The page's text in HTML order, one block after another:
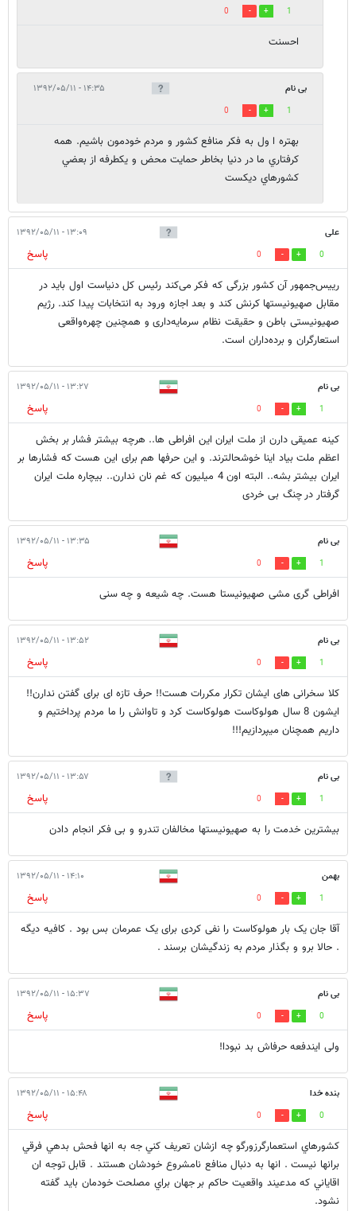
1
0
احسنت
بی نام ۱۴:۳۵ - ۱۳۹۲/۰۵/۱۱
1
0
بهتره ا ول به فكر منافع كشور و مردم خودمون باشيم. همه
كرفتاري ما در دنيا بخاطر حمايت محض و يكطرفه از بعضي
كشورهاي ديكست
علی ۱۳:۰۹ - ۱۳۹۲/۰۵/۱۱
0
0
پاسخ
رییس‌جمهور آن کشور بزرگی که فکر می‌کند رئیس کل دنیاست اول باید در
مقابل صهیونیستها کرنش کند و بعد اجازه ورود به انتخابات پیدا کند. رژیم
صهیونیستی باطن و حقیقت نظام سرمایه‌داری و همچنین چهره‌واقعی
استعارگران و برده‌داران است.
بی نام ۱۳:۲۷ - ۱۳۹۲/۰۵/۱۱
1
0
پاسخ
کینه عمیقی دارن از ملت ایران این افراطی ها.. هرچه بیشتر فشار بر بخش
اعظم ملت بیاد اینا خوشحالترند. و این حرفها هم برای این هست که فشارها بر
ایران بیشتر بشه.. البته اون 4 میلیون که غم نان ندارن.. بیچاره ملت ایران
گرفتار در چنگ بی خردی
بی نام ۱۳:۳۵ - ۱۳۹۲/۰۵/۱۱
1
0
پاسخ
افراطی گری مشی صهیونیستا هست. چه شیعه و چه سنی
بی نام ۱۳:۵۲ - ۱۳۹۲/۰۵/۱۱
1
0
پاسخ
کلا سخرانی های ایشان تکرار مکررات هست!! حرف تازه ای برای گفتن ندارن!!
ایشون 8 سال هولوکاست هولوکاست کرد و تاوانش را ما مردم پرداختیم و
داریم همچنان میپردازیم!!!
بی نام ۱۳:۵۷ - ۱۳۹۲/۰۵/۱۱
1
0
پاسخ
بیشترین خدمت را به صهیونیستها مخالفان تندرو و بی فکر انجام دادن
بهمن ۱۴:۱۰ - ۱۳۹۲/۰۵/۱۱
1
0
پاسخ
آقا جان یک بار هولوکاست را نفی کردی برای یک عمرمان بس بود . کافیه دیگه
. حالا برو و بگذار مردم به زندگیشان برسند .
بی نام ۱۵:۳۷ - ۱۳۹۲/۰۵/۱۱
0
0
پاسخ
ولی ایندفعه حرفاش بد نبودا!
بنده خدا ۱۵:۴۸ - ۱۳۹۲/۰۵/۱۱
0
0
پاسخ
كشورهاي استعمارگرزورگو چه ازشان تعريف كني جه به انها فحش بدهي فرقي
برانها نيست . انها به دنبال منافع نامشروع خودشان هستند . قابل توجه ان
اقاياني كه مدعيند واقعيت حاكم بر جهان براي مصلحت خودمان بايد گفته
نشود.